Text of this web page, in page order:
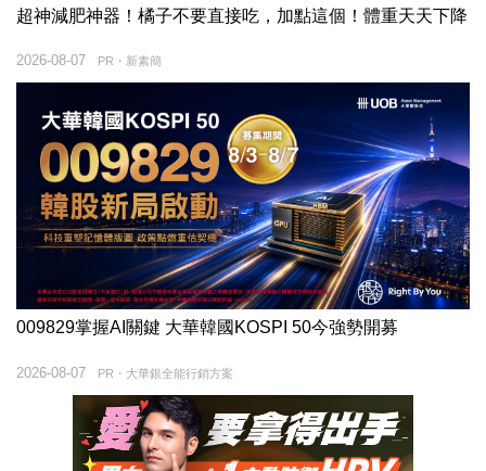
超神減肥神器！橘子不要直接吃，加點這個！體重天天下降
PR・新素簡
2026-08-07
009829掌握AI關鍵 大華韓國KOSPI 50今強勢開募
PR・大華銀全能行銷方案
2026-08-07